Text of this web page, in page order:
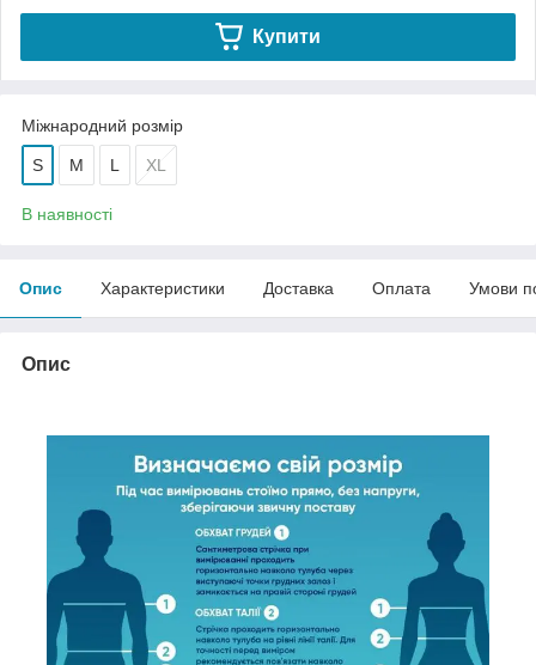
Купити
Міжнародний розмір
S M L XL
В наявності
Опис Характеристики Доставка Оплата Умови
Опис